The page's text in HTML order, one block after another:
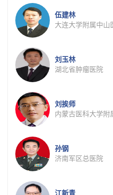
伍建林
大连大学附属中山
刘玉林
湖北省肿瘤医院
刘挨师
内蒙古医科大学附
孙钢
济南军区总医院
江新青